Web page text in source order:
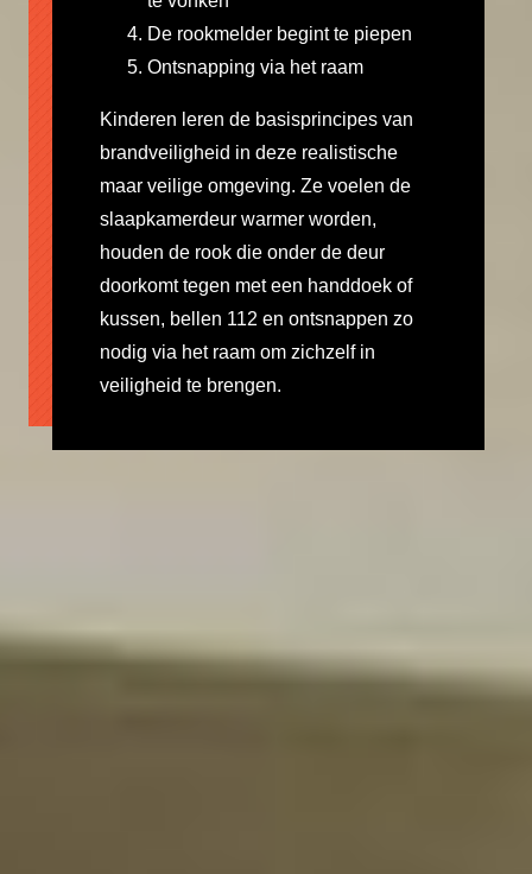
De rookmelder begint te piepen
Ontsnapping via het raam
Kinderen leren de basisprincipes van
brandveiligheid in deze realistische
maar veilige omgeving. Ze voelen de
slaapkamerdeur warmer worden,
houden de rook die onder de deur
doorkomt tegen met een handdoek of
kussen, bellen 112 en ontsnappen zo
nodig via het raam om zichzelf in
veiligheid te brengen.